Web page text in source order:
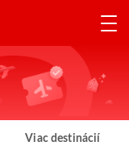
Viac destinácií